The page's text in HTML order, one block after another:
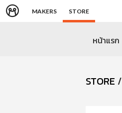
MAKERS STORE
หน้าแรก
STORE /